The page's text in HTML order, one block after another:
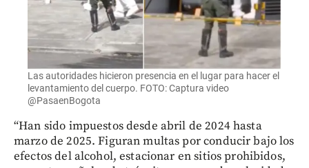
Las autoridades hicieron presencia en el lugar para hacer el
levantamiento del cuerpo. FOTO: Captura video
@PasaenBogota
“Han sido impuestos desde abril de 2024 hasta
marzo de 2025. Figuran multas por conducir bajo los
efectos del alcohol, estacionar en sitios prohibidos,